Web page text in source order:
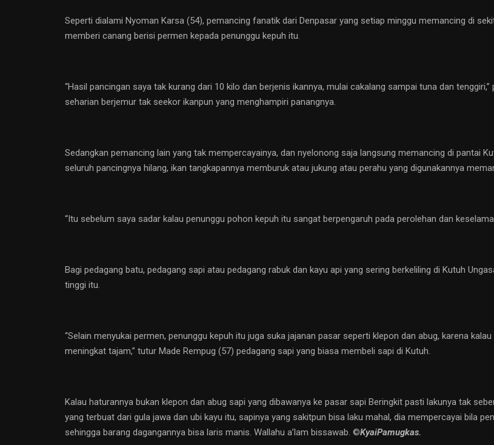
Seperti dialami Nyoman Karsa (54), pemancing fanatik dari Denpasar yang setiap minggu memancing di
memberi canang berisi permen kepada penunggu kepuh itu.
“Hasil pancingan saya tak kurang dari 10 kilo dan berjenis ikannya, mulai cakalang sampai tuna dan
seharian berjemur tak seekor ikanpun yang menghampiri panangnya.
Sedangkan pemancing lain yang tak mempercayainya, dan nyelonong saja langsung memancing di pantai
seluruh pancingnya hilang, ikan tangkapannya memburuk atau jukung atau perahu yang digunakannya
“Itu sebelum saya sadar kalau penunggu pohon kepuh itu sangat berpengaruh pada perolehan dan
Bagi pedagang batu, pedagang sapi atau pedagang rabuk dan kayu api yang sering berkeliling di Kutuh
tinggi itu.
“Selain menyukai permen, penunggu kepuh itu juga suka jajanan pasar seperti klepon dan abug, karena
meningkat tajam,” tutur Made Rempug (57) pedagang sapi yang biasa membeli sapi di Kutuh.
Kalau haturannya bukan klepon dan abug sapi yang dibawanya ke pasar sapi Beringkit pasti lakunya tak
yang terbuat dari gula jawa dan ubi kayu itu, sapinya yang sakitpun bisa laku mahal, dia mempercayai bila
sehingga barang dagangannya bisa laris manis. Wallahu a’lam bissawab. ©️KyaiPamugkas.